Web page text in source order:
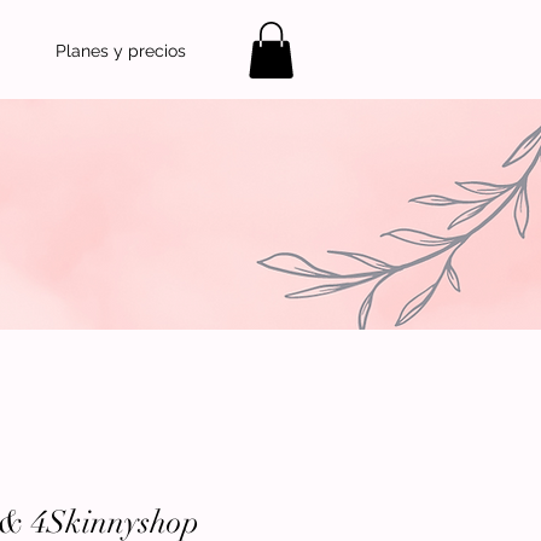
Planes y precios
4Skinnyshop